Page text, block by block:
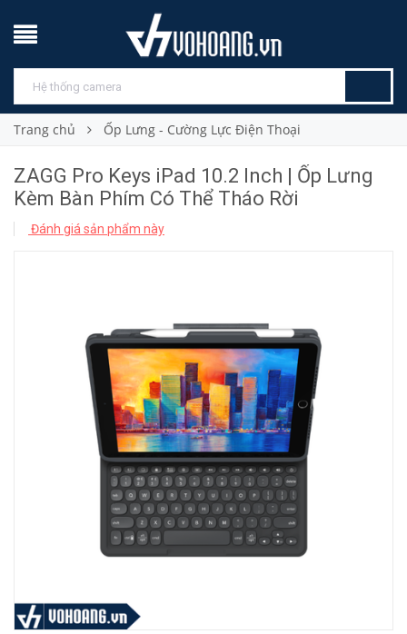
Trang chủ Ốp Lưng - Cường Lực Điện Thoại
ZAGG Pro Keys iPad 10.2 Inch | Ốp Lưng
Kèm Bàn Phím Có Thể Tháo Rời
Đánh giá sản phẩm này